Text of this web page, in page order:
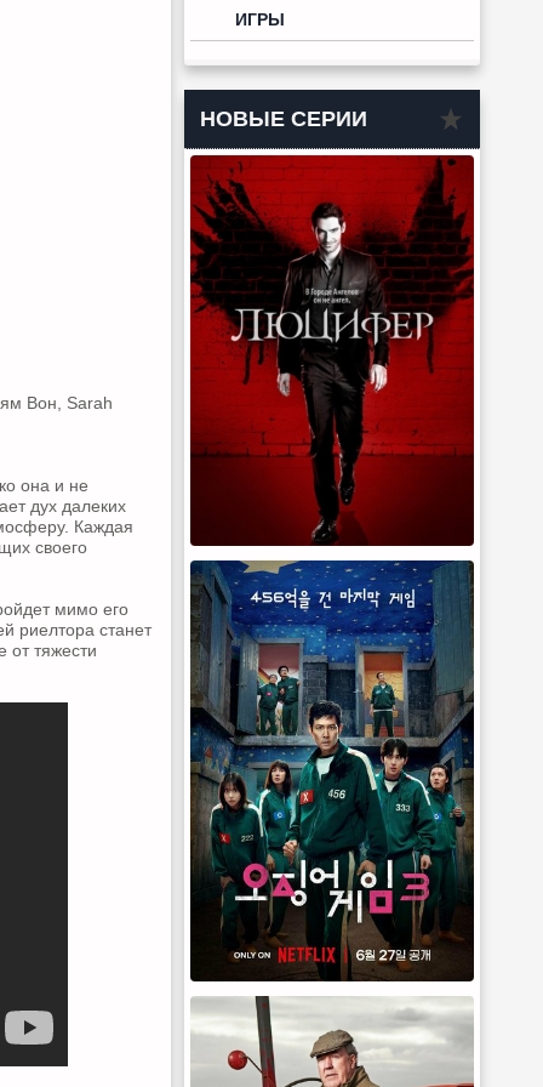
Вон, Sarah
она и не
дух далеких
Каждая
своего
мимо его
риелтора станет
тяжести
ИГРЫ
НОВЫЕ СЕРИИ